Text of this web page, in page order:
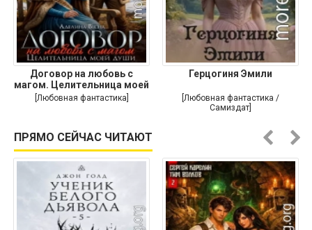
Договор на любовь с
магом. Целительница моей
души
[Любовная фантастика]
Герцогиня Эмили
[Любовная фантастика /
Самиздат]
ПРЯМО СЕЙЧАС ЧИТАЮТ